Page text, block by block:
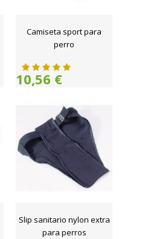
Camiseta sport para
perro
10,56 €
Slip sanitario nylon extra
para perros